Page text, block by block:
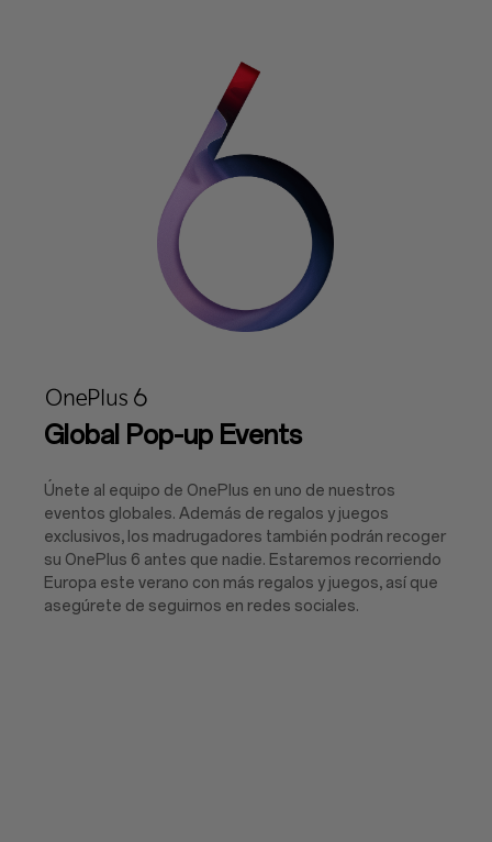
Global Pop-up Events
Únete al equipo de OnePlus en uno de nuestros
eventos globales. Además de regalos y juegos
exclusivos, los madrugadores también podrán recoger
su OnePlus 6 antes que nadie. Estaremos recorriendo
Europa este verano con más regalos y juegos, así que
asegúrete de seguirnos en redes sociales.